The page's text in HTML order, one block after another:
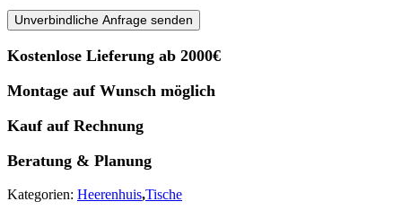
Unverbindliche Anfrage senden
Kostenlose Lieferung ab 2000€
Montage auf Wunsch möglich
Kauf auf Rechnung
Beratung & Planung
Kategorien: Heerenhuis,Tische